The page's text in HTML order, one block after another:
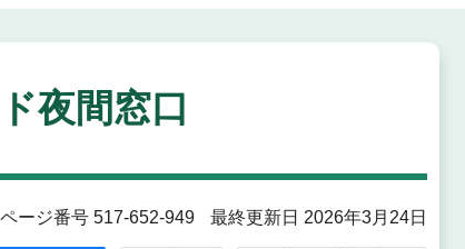
夜間窓口
ページ番号 517-652-949 最終更新日 2026年3月24日